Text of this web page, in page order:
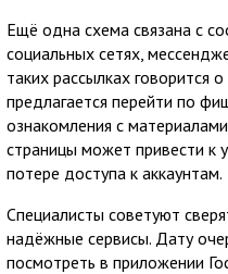
Ещё одна схема связана с
социальных сетях,
таких рассылках говорится
предлагается перейти по
ознакомления с
страницы может привести к
потере доступа к аккаунтам.
Специалисты советуют
надёжные сервисы. Дату
посмотреть в приложении